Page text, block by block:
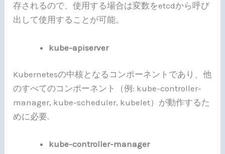
存されるので、使用する場合は変数をetcdから呼び
出して使用することが可能。
kube-apiserver
Kubernetesの中核となるコンポーネントであり、他
のすべてのコンポーネント（例: kube-controller-
manager, kube-scheduler, kubelet）が動作するた
めに必要.
kube-controller-manager